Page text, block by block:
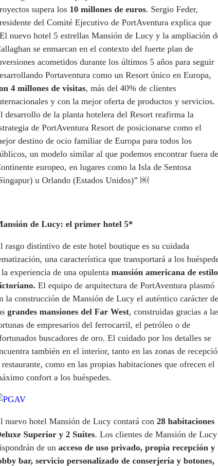
supera los 10 millones de euros. Sergio Feder,
del Comité Ejecutivo de PortAventura explica que
nuevo hotel 5 estrellas Mansión de Lucy y la ampliación
se enmarcan en el contexto del fuerte plan de
acometidos durante los últimos 5 años para seguir
Portaventura como un Resort único en Europa,
4 millones de visitas, más del 40% de clientes
y con la mejor oferta de productos y servicios.
desarrollo de la planta hotelera del Resort reafirma la
de PortAventura Resort de posicionarse como el
destino de ocio familiar de Europa para todos los
un modelo similar al que podemos encontrar fuera
europeo, en lugares como la Isla de Sentosa
u Orlando (Estados Unidos)” ￼
de Lucy: el primer hotel 5*
rasgo distintivo de este hotel boutique es su cuidada
una característica que transportará a los
la experiencia de una opulenta mansión americana de estilo
El equipo de arquitectura de PortAventura plasmó
la construcción de Mansión de Lucy el auténtico carácter de
grandes mansiones del Far West, construidas gracias a
de empresarios del ferrocarril, el petróleo o de
buscadores de oro. El cuidado por los detalles se
también en el interior, tanto en las zonas de
como en las propias habitaciones que ofrecen el
confort a los huéspedes.
nuevo hotel Mansión de Lucy contará con 28 habitaciones
Superior y 2 Suites. Los clientes de Mansión de Lucy
de un acceso de uso privado, propia recepción y
bar, servicio personalizado de conserjería y botones,